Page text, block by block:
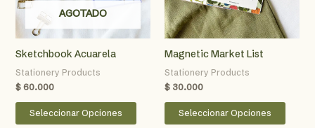
AGOTADO
Sketchbook Acuarela
Stationery Products
$60.000
Seleccionar Opciones
Este
producto
Magnetic Market List
Stationery Products
$ 30.000
Seleccionar Opciones
Este